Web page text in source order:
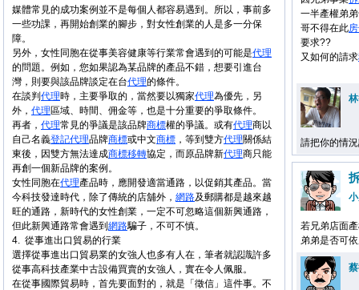
媒體常見的成功案例並不是每個人都容易遇到。所以，事前多
一些功課，再開始創業的腳步，對女性創業的人是多一分保
障。
另外，女性同胞在從事美容健康等行業常會遇到的可能是代理
的問題。例如，您如果認為某品牌的產品不錯，想要引進台
灣，則要與該品牌談定在台代理的條件。
在談判 代理時，主要爭取的，當然要以獨家代理為優先，另
外， 代理 區域、時間、佣金等，也是十分重要的爭取條件。
再者， 代理常見的爭議是該品牌商標權的爭議。或有代理商以
自己名義登記代理品牌商標或中文商標 ，等到雙方代理關係結
東後，因雙方無法達成商標移轉協定，而原品牌新代理商只能
再創一個新品牌的案例。
女性同胞在代理產品時，應開發適當通路，以促銷其產品。當
今科技發達時代，除了傳統的店舖外， 網路及郵購都是越來越
旺的通路，新時代的女性創業，一定不可忽略這個新興通路，
但此新興通路常會遇到 網路騙子，不可不慎。
4. 從事進出口貿易的行業
選擇從事進出口貿易業的女強人也多有人在，筆者就認識許多
從事高科技產業中古設備買賣的女強人，實在令人佩服。
在從事國際貿易時，首先要面對的，就是「徵信」這件事。不
一半產權弟
哥不得在此
要求??
又如何的請求
請把你的情
若兄弟店面
弟弟是否可